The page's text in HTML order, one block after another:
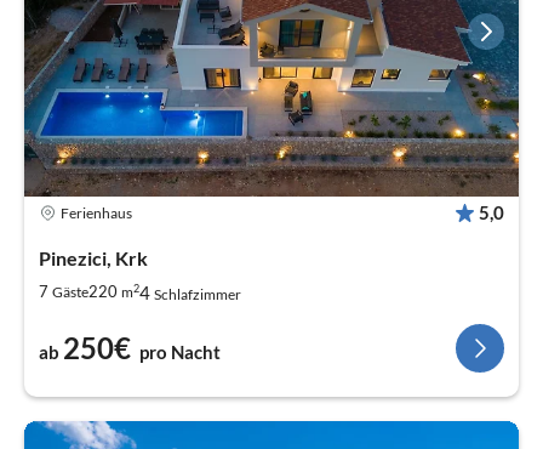
Ferienhaus 5,0
Pinezici, Krk
7 Gäste220 m24 Schlafzimmer
ab 250€ pro Nacht